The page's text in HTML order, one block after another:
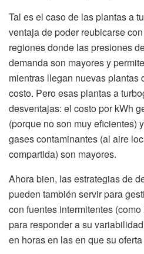
Tal es el caso de las plantas a
ventaja de poder reubicarse
regiones donde las presiones
demanda son mayores y
mientras llegan nuevas plantas
costo. Pero esas plantas a
desventajas: el costo por kWh
(porque no son muy eficientes)
gases contaminantes (al aire
compartida) son mayores.
Ahora bien, las estrategias de
pueden también servir para
con fuentes intermitentes
para responder a su
en horas en las en que su